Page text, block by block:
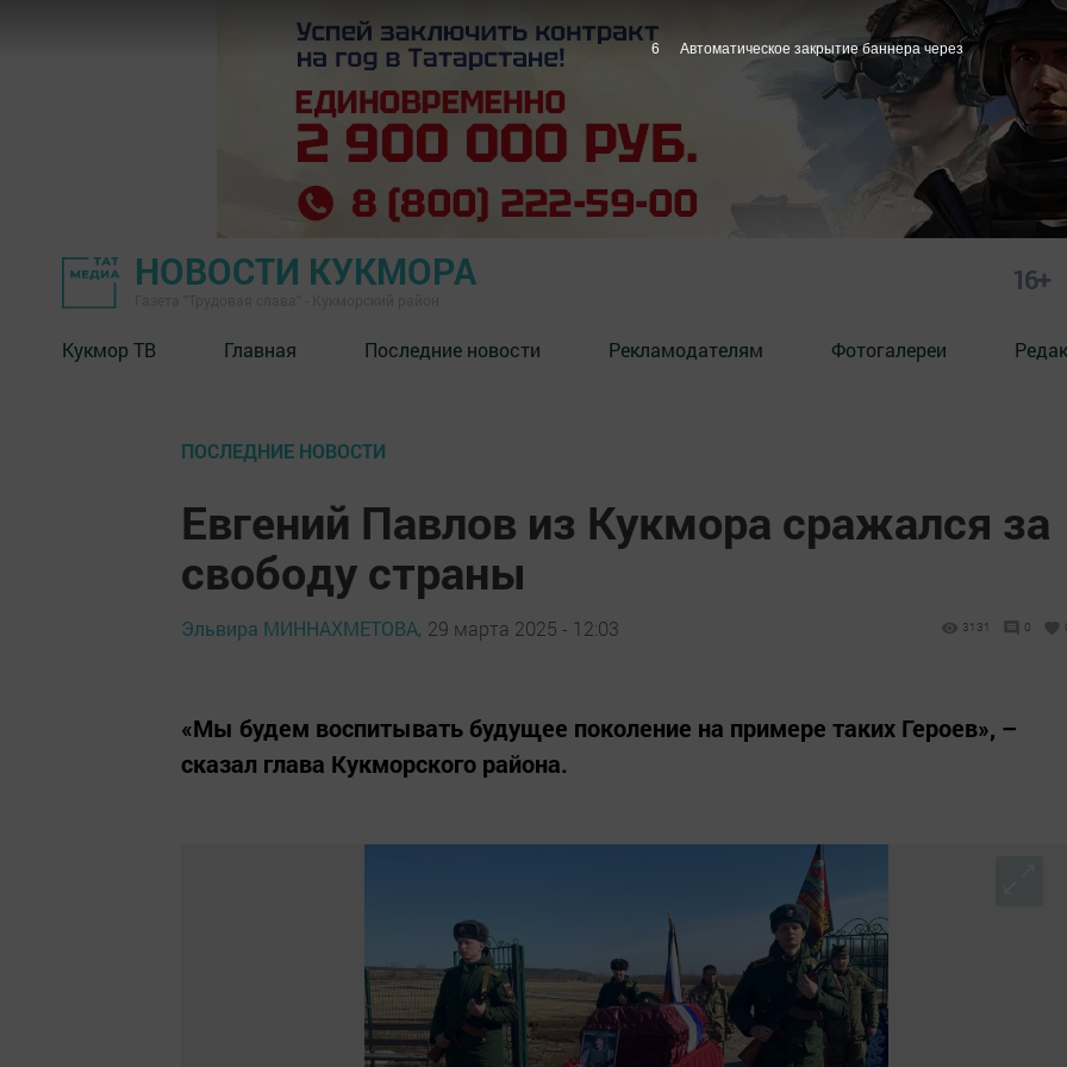
НОВОСТИ КУКМОРА 16+
Кукмор ТВ Главная Последние новости Рекламодателям Фотогалереи
ПОСЛЕДНИЕ НОВОСТИ
Евгений Павлов из Кукмора сражался за
свободу страны
Эльвира МИННАХМЕТОВА, 29 марта 2025 - 12:03 3131 0
«Мы будем воспитывать будущее поколение на примере таких Героев», –
сказал глава Кукморского района.
4 Автоматическое закрытие баннера через